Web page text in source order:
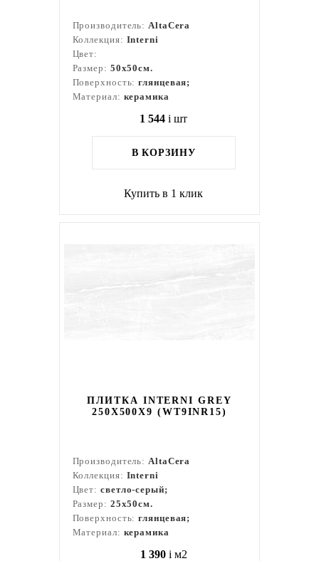
Производитель:AltaCera
Коллекция: Interni
Цвет:
Размер: 50x50см.
Поверхность:глянцевая;
Материал: керамика
1 544 i шт
В КОРЗИНУ
Купить в 1 клик
ПЛИТКА INTERNI GREY
250X500X9 (WT9INR15)
Производитель:AltaCera
Коллекция: Interni
Цвет: светло-серый;
Размер: 25x50см.
Поверхность:глянцевая;
Материал: керамика
1 390 i м2